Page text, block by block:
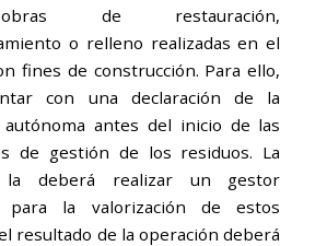
de restauración,
o relleno realizadas en el
fines de construcción. Para ello,
con una declaración de la
autónoma antes del inicio de las
de gestión de los residuos. La
la deberá realizar un gestor
para la valorización de estos
resultado de la operación deberá